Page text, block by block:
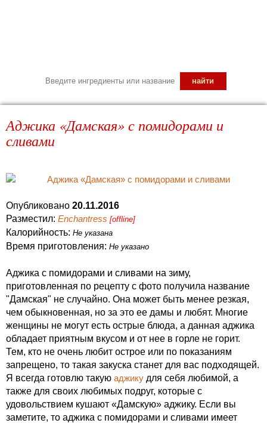
Аджика «Дамская» с помидорами и
сливами
Опубликовано 20.11.2016
Разместил: Enchantress [offline]
Калорийность: Не указана
Время приготовления: Не указано
Аджика с помидорами и сливами на зиму,
приготовленная по рецепту с фото получила название
"Дамская" не случайно. Она может быть менее резкая,
чем обыкновенная, но за это ее дамы и любят. Многие
женщины не могут есть острые блюда, а данная аджика
обладает приятным вкусом и от нее в горле не горит.
Тем, кто не очень любит острое или по показаниям
запрещено, то такая закуска станет для вас подходящей.
Я всегда готовлю такую аджику для себя любимой, а
также для своих любимых подруг, которые с
удовольствием кушают «Дамскую» аджику. Если вы
заметите, то аджика с помидорами и сливами имеет